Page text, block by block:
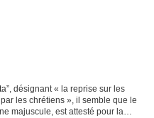
désignant « la reprise sur les
les chrétiens », il semble que le
majuscule, est attesté pour la